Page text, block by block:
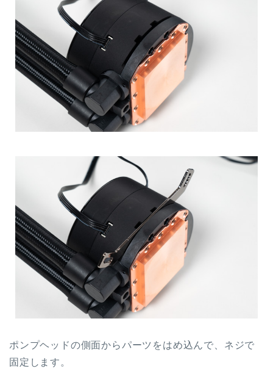
ポンプヘッドの側面からパーツをはめ込んで、ネジで
固定します。